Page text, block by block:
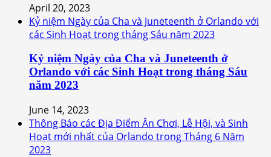
April 20, 2023
Kỷ niệm Ngày của Cha và Juneteenth ở Orlando với
các Sinh Hoạt trong tháng Sáu năm 2023
Kỷ niệm Ngày của Cha và Juneteenth ở
Orlando với các Sinh Hoạt trong tháng Sáu
năm 2023
June 14, 2023
Thông Báo các Địa Điểm Ăn Chơi, Lễ Hội, và Sinh
Hoạt mới nhất của Orlando trong Tháng 6 Năm
2023